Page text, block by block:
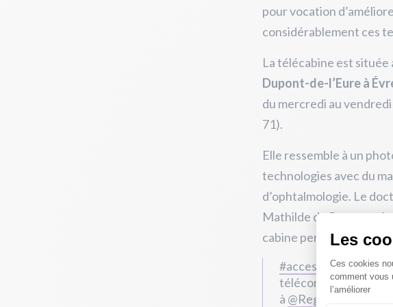
pour vocation
considérablement ces
La télécabine est située
Dupont-de-l’Eure à
du mercredi au
71).
Elle ressemble à un
technologies avec du
d’ophtalmologie. Le
Mathilde de Rouen et
cabine permet« une
#accesauxsoins| La
téléconsultation
à @RegionNormandie